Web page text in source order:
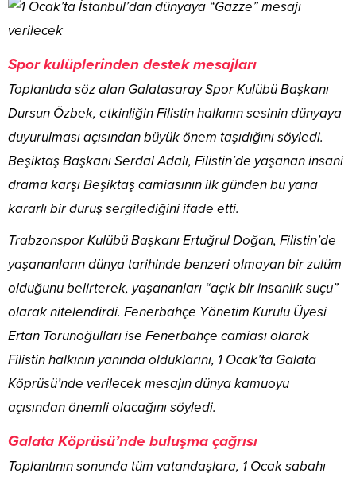
Spor kulüplerinden destek mesajları
Toplantıda söz alan Galatasaray Spor Kulübü Başkanı
Dursun Özbek, etkinliğin Filistin halkının sesinin dünyaya
duyurulması açısından büyük önem taşıdığını söyledi.
Beşiktaş Başkanı Serdal Adalı, Filistin’de yaşanan insani
drama karşı Beşiktaş camiasının ilk günden bu yana
kararlı bir duruş sergilediğini ifade etti.
Trabzonspor Kulübü Başkanı Ertuğrul Doğan, Filistin’de
yaşananların dünya tarihinde benzeri olmayan bir zulüm
olduğunu belirterek, yaşananları “açık bir insanlık suçu”
olarak nitelendirdi. Fenerbahçe Yönetim Kurulu Üyesi
Ertan Torunoğulları ise Fenerbahçe camiası olarak
Filistin halkının yanında olduklarını, 1 Ocak’ta Galata
Köprüsü’nde verilecek mesajın dünya kamuoyu
açısından önemli olacağını söyledi.
Galata Köprüsü’nde buluşma çağrısı
Toplantının sonunda tüm vatandaşlara, 1 Ocak sabahı